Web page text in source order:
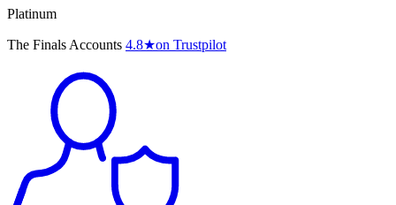
Platinum
The Finals Accounts 4.8★on Trustpilot